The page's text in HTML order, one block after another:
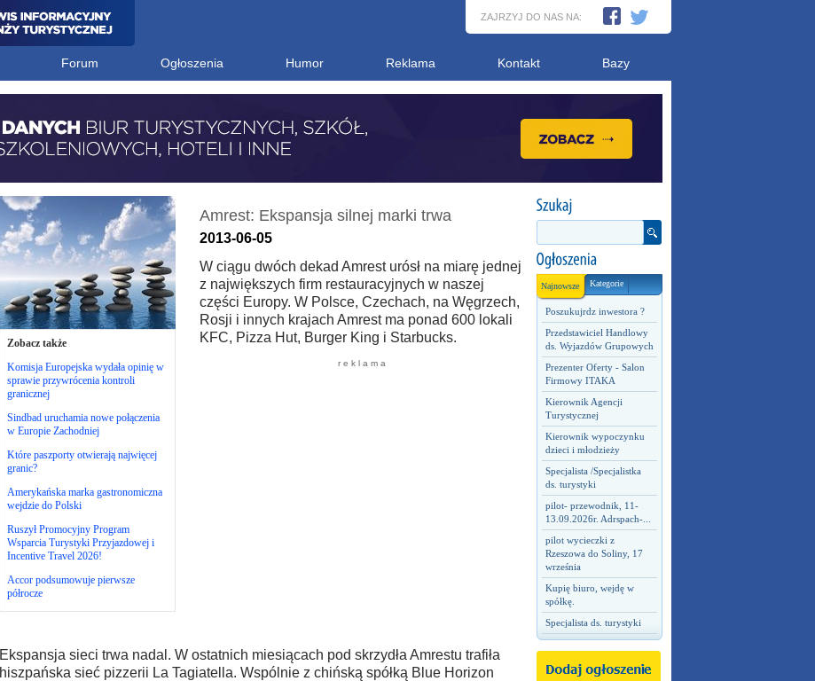
ZAJRZYJ DO NAS NA:
Forum Ogłoszenia Humor Reklama Kontakt Bazy
Najnowsze Kategorie
Poszukujrdz inwestora ?
Przedstawiciel Handlowy
ds. Wyjazdów Grupowych
Prezenter Oferty - Salon
Firmowy ITAKA
Kierownik Agencji
Turystycznej
Kierownik wypoczynku
dzieci i młodzieży
Specjalista /Specjalistka
ds. turystyki
pilot- przewodnik, 11-
13.09.2026r. Adrspach-...
pilot wycieczki z
Rzeszowa do Soliny, 17
września
Kupię biuro, wejdę w
spółkę.
Specjalista ds. turystyki
Zobacz także
Komisja Europejska wydała opinię w
sprawie przywrócenia kontroli
granicznej
Sindbad uruchamia nowe połączenia
w Europie Zachodniej
Które paszporty otwierają najwięcej
granic?
Amerykańska marka gastronomiczna
wejdzie do Polski
Ruszył Promocyjny Program
Wsparcia Turystyki Przyjazdowej i
Incentive Travel 2026!
Accor podsumowuje pierwsze
półrocze
Amrest: Ekspansja silnej marki trwa
2013-06-05
W ciągu dwóch dekad Amrest urósł na miarę jednej
z największych firm restauracyjnych w naszej
części Europy. W Polsce, Czechach, na Węgrzech,
Rosji i innych krajach Amrest ma ponad 600 lokali
KFC, Pizza Hut, Burger King i Starbucks.
r e k l a m a
Ekspansja sieci trwa nadal. W ostatnich miesiącach pod skrzydła Amrestu trafiła
hiszpańska sieć pizzerii La Tagiatella. Wspólnie z chińską spółką Blue Horizon